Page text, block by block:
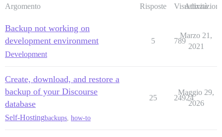
Argomento Risposte Visualizzazioni
Attività
Backup not working on
development environment
Development
5 789
Marzo 21,
2021
Create, download, and restore a
backup of your Discourse
database
Self-Hostingbackups how-to
25 24924
Maggio 29,
2026